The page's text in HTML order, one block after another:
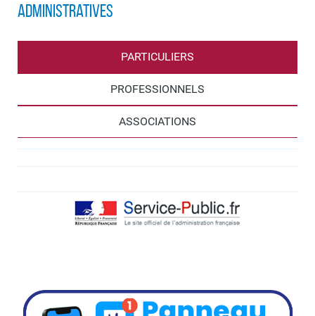
administratives
PARTICULIERS
PROFESSIONNELS
ASSOCIATIONS